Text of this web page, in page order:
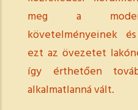
meg a
követelményeinek
ezt az övezetet
így érthetően
alkalmatlanná vált.